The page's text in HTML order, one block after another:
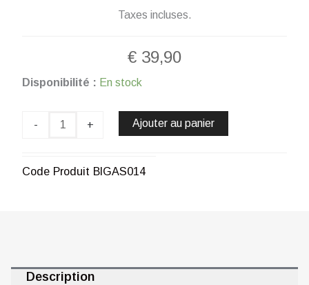
Taxes incluses.
€ 39,90
Disponibilité : En stock
-
quantité
rhodié
+ Ajouter au panier
Code Produit BIGAS014
Description